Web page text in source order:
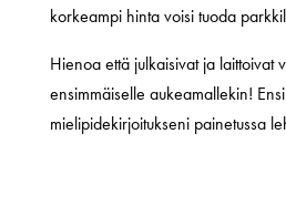
korkeampi hinta voisi tuoda
Hienoa että julkaisivat ja laittoivat
ensimmäiselle aukeamallekin!
mielipidekirjoitukseni painetussa